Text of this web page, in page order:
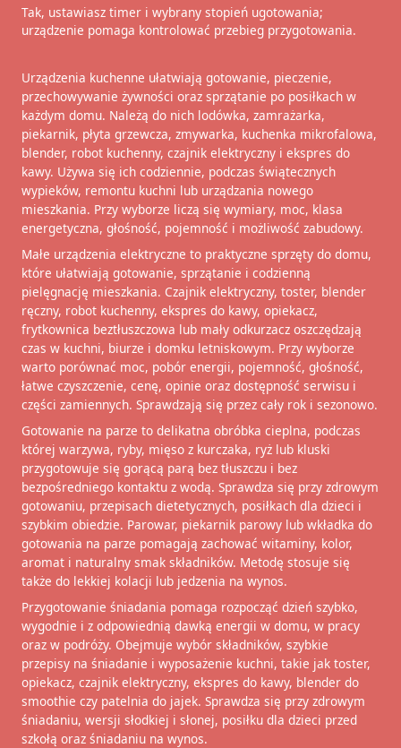
Tak, ustawiasz timer i wybrany stopień ugotowania;
urządzenie pomaga kontrolować przebieg przygotowania.
Urządzenia kuchenne ułatwiają gotowanie, pieczenie,
przechowywanie żywności oraz sprzątanie po posiłkach w
każdym domu. Należą do nich lodówka, zamrażarka,
piekarnik, płyta grzewcza, zmywarka, kuchenka mikrofalowa,
blender, robot kuchenny, czajnik elektryczny i ekspres do
kawy. Używa się ich codziennie, podczas świątecznych
wypieków, remontu kuchni lub urządzania nowego
mieszkania. Przy wyborze liczą się wymiary, moc, klasa
energetyczna, głośność, pojemność i możliwość zabudowy.
Małe urządzenia elektryczne to praktyczne sprzęty do domu,
które ułatwiają gotowanie, sprzątanie i codzienną
pielęgnację mieszkania. Czajnik elektryczny, toster, blender
ręczny, robot kuchenny, ekspres do kawy, opiekacz,
frytkownica beztłuszczowa lub mały odkurzacz oszczędzają
czas w kuchni, biurze i domku letniskowym. Przy wyborze
warto porównać moc, pobór energii, pojemność, głośność,
łatwe czyszczenie, cenę, opinie oraz dostępność serwisu i
części zamiennych. Sprawdzają się przez cały rok i sezonowo.
Gotowanie na parze to delikatna obróbka cieplna, podczas
której warzywa, ryby, mięso z kurczaka, ryż lub kluski
przygotowuje się gorącą parą bez tłuszczu i bez
bezpośredniego kontaktu z wodą. Sprawdza się przy zdrowym
gotowaniu, przepisach dietetycznych, posiłkach dla dzieci i
szybkim obiedzie. Parowar, piekarnik parowy lub wkładka do
gotowania na parze pomagają zachować witaminy, kolor,
aromat i naturalny smak składników. Metodę stosuje się
także do lekkiej kolacji lub jedzenia na wynos.
Przygotowanie śniadania pomaga rozpocząć dzień szybko,
wygodnie i z odpowiednią dawką energii w domu, w pracy
oraz w podróży. Obejmuje wybór składników, szybkie
przepisy na śniadanie i wyposażenie kuchni, takie jak toster,
opiekacz, czajnik elektryczny, ekspres do kawy, blender do
smoothie czy patelnia do jajek. Sprawdza się przy zdrowym
śniadaniu, wersji słodkiej i słonej, posiłku dla dzieci przed
szkołą oraz śniadaniu na wynos.